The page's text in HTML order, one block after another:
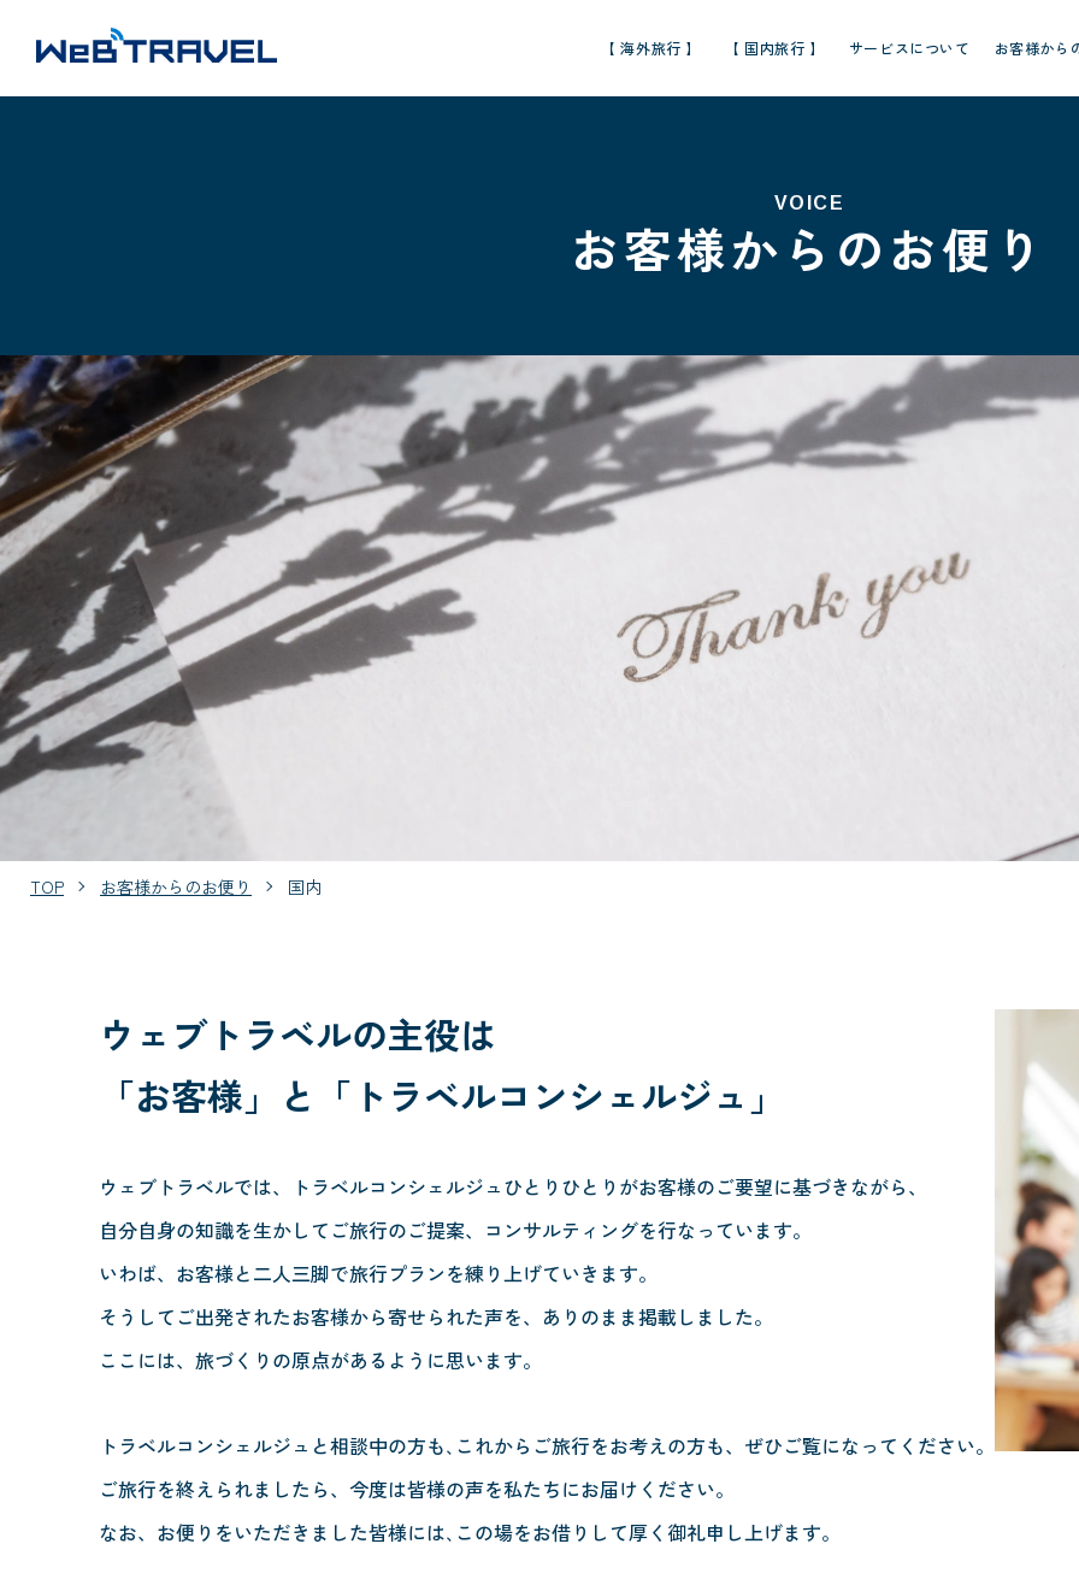
【 海外旅行 】 【 国内旅行 】 サービスについて お客様から
VOICE
お客様からのお便り
TOP お客様からのお便り 国内
ウェブトラベルの主役は
「お客様」と 「トラベルコンシェルジュ」
ウェブトラベルでは、トラベルコンシェルジュひとりひとりがお客様のご要望に基づきながら、
自分自身の知識を生かしてご旅行のご提案、コンサルティングを行なっています。
いわば、お客様と二人三脚で旅行プランを練り上げていきます。
そうしてご出発されたお客様から寄せられた声を、ありのまま掲載しました。
ここには、旅づくりの原点があるように思います。
トラベルコンシェルジュと相談中の方も､これからご旅行をお考えの方も、ぜひご覧になってください。
ご旅行を終えられましたら、今度は皆様の声を私たちにお届けください。
なお、お便りをいただきました皆様には､この場をお借りして厚く御礼申し上げます。